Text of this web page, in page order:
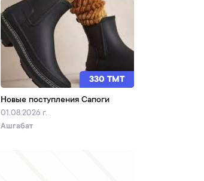
330 TMT
Новые поступления Сапоги
01.08.2026 г.
Ашгабат